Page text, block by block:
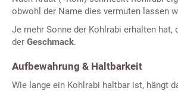
obwohl der Name dies vermuten lassen
Je mehr Sonne der Kohlrabi erhalten hat,
der Geschmack.
Aufbewahrung & Haltbarkeit
Wie lange ein Kohlrabi haltbar ist, hängt